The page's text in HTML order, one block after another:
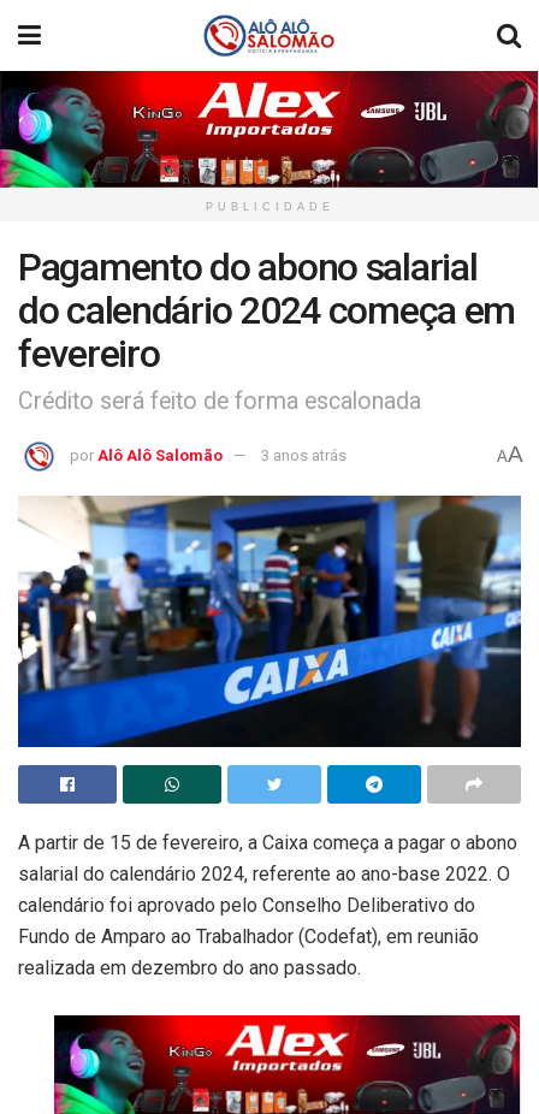
PUBLICIDADE
Pagamento do abono salarial
do calendário 2024 começa em
fevereiro
Crédito será feito de forma escalonada
por Alô Alô Salomão 3 anos atrás AA
A partir de 15 de fevereiro, a Caixa começa a pagar o abono
salarial do calendário 2024, referente ao ano-base 2022. O
calendário foi aprovado pelo Conselho Deliberativo do
Fundo de Amparo ao Trabalhador (Codefat), em reunião
realizada em dezembro do ano passado.